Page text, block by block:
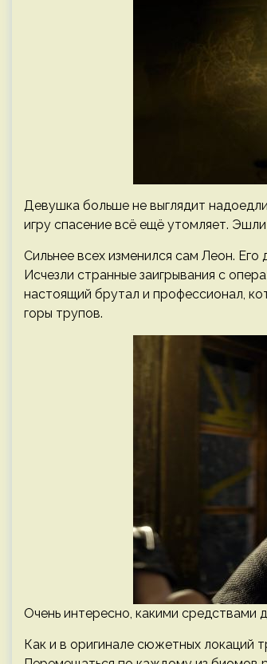
Девушка больше не выглядит
игру спасение всё ещё утомляет.
Сильнее всех изменился сам Леон. Его
Исчезли странные заигрывания с
настоящий брутал и профессионал,
горы трупов.
Очень интересно, какими средствами
Как и в оригинале сюжетных локаций